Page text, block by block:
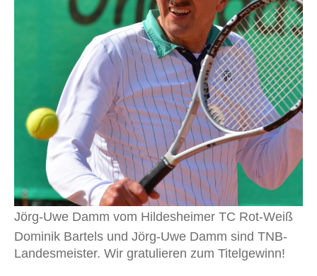
Jörg-Uwe Damm vom Hildesheimer TC Rot-Weiß
Dominik Bartels und Jörg-Uwe Damm sind TNB-
Landesmeister. Wir gratulieren zum Titelgewinn!